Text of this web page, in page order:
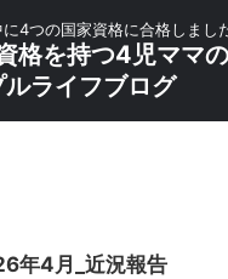
4つの国家資格に合格しました
格を持つ4児ママ
ルライフブログ
年4月_近況報告